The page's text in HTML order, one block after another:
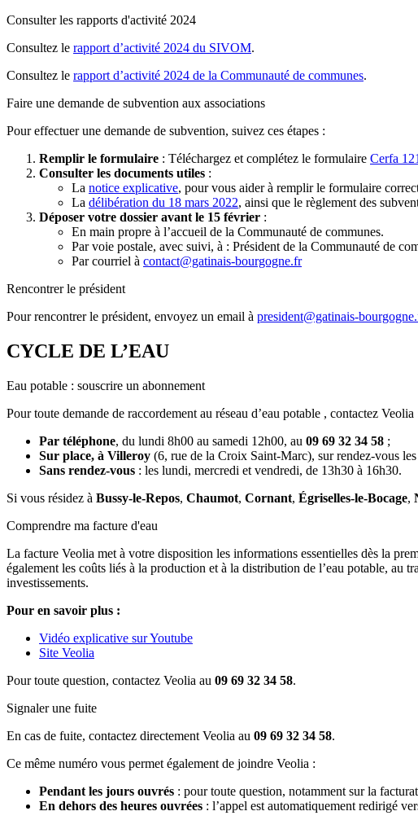
Consulter les rapports d'activité 2024
Consultez le rapport d’activité 2024 du SIVOM.
Consultez le rapport d’activité 2024 de la Communauté de communes.
Faire une demande de subvention aux associations
Pour effectuer une demande de subvention, suivez ces étapes :
Remplir le formulaire : Téléchargez et complétez le formulaire Cerfa
Consulter les documents utiles :
La notice explicative, pour vous aider à remplir le formulaire
La délibération du 18 mars 2022, ainsi que le règlement des
Déposer votre dossier avant le 15 février :
En main propre à l’accueil de la Communauté de communes.
Par voie postale, avec suivi, à : Président de la Communauté de
Par courriel à contact@gatinais-bourgogne.fr
Rencontrer le président
Pour rencontrer le président, envoyez un email à president@gatinais-
CYCLE DE L’EAU
Eau potable : souscrire un abonnement
Pour toute demande de raccordement au réseau d’eau potable , contactez Veolia
Par téléphone, du lundi 8h00 au samedi 12h00, au 09 69 32 34 58 ;
Sur place, à Villeroy (6, rue de la Croix Saint-Marc), sur rendez-vous
Sans rendez-vous : les lundi, mercredi et vendredi, de 13h30 à 16h30.
Si vous résidez à Bussy-le-Repos, Chaumot, Cornant, Égriselles-le-Bocage,
Comprendre ma facture d'eau
La facture Veolia met à votre disposition les informations essentielles dès la
également les coûts liés à la production et à la distribution de l’eau potable, au
investissements.
Pour en savoir plus :
Vidéo explicative sur Youtube
Site Veolia
Pour toute question, contactez Veolia au 09 69 32 34 58.
Signaler une fuite
En cas de fuite, contactez directement Veolia au 09 69 32 34 58.
Ce même numéro vous permet également de joindre Veolia :
Pendant les jours ouvrés : pour toute question, notamment sur la
En dehors des heures ouvrées : l’appel est automatiquement redirigé